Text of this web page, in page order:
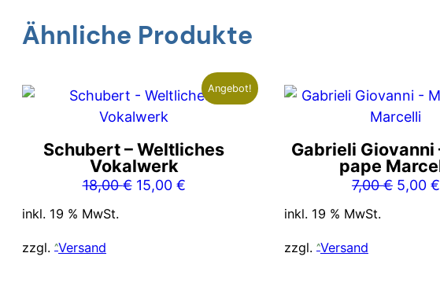
Ähnliche Produkte
Angebot!
Schubert – Weltliches
Vokalwerk
18,00€ Ursprünglicher
15,00 €Aktueller
inkl. 19 % MwSt.
zzgl. Versand
Gabrieli Giovanni
pape
7,00€ 5,00 €
inkl. 19 % MwSt.
zzgl. Versand